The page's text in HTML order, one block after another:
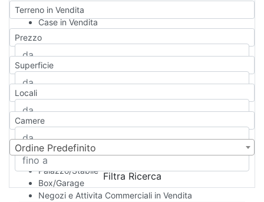
Terreno in Vendita
Case in Vendita
Qualsiasi
Appartamento
Casa indipendente
Casa Semi-indipendente
Attico/Mansarda
Rustico/Casale
Camera d'Albergo
Multiproprietà
Palazzo/Stabile
Box/Garage
Negozi e Attivita Commerciali in Vendita
Prezzo
Superficie
Locali
Camere
Ordine Predefinito
Filtra Ricerca